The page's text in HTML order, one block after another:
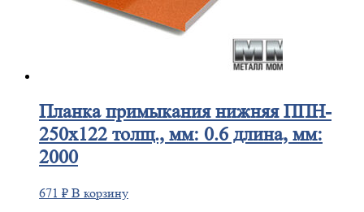
Планкапримыкания нижняя ППН-
250х122 толщ., мм: 0.6 длина, мм:
2000
671 ₽ В корзину